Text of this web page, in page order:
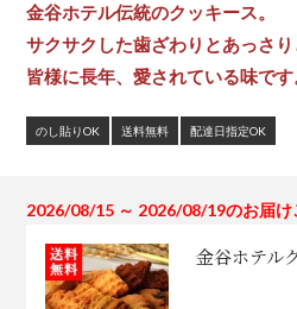
金谷ホテル伝統のクッキース。
サクサクした歯ざわりとあっさ
皆様に長年、愛されている味です
のし貼りOK 送料無料 配達日指定OK
2026/08/15 ～ 2026/08/19のお届け
金谷ホテル